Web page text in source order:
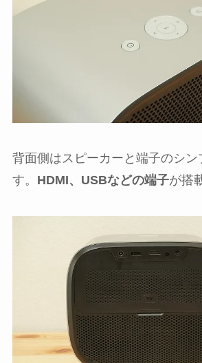
背面側はスピーカーと端子のシン
す。 HDMI、USBなどの端子が搭